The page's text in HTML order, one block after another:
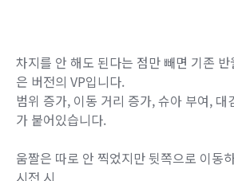
- 공격 범위 35% 증가
- 이동 거리 추가 증가
돌진 중 입는 피해를 버텨냄
- 대검 착용 중 사용 시, 충전 및 돌진 중 받는